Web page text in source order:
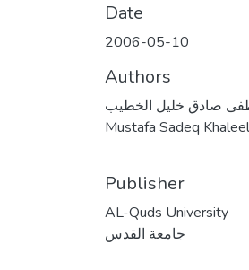
Date
2006-05-10
Authors
صادق خليل الخطيب
Mustafa Sadeq
Publisher
AL-Quds University
جامعة القدس